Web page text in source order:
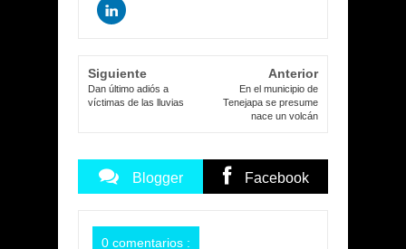
Siguiente
Dan último adiós a
víctimas de las lluvias
Anterior
En el municipio de
Tenejapa se presume
nace un volcán
Blogger Facebook
0 comentarios :